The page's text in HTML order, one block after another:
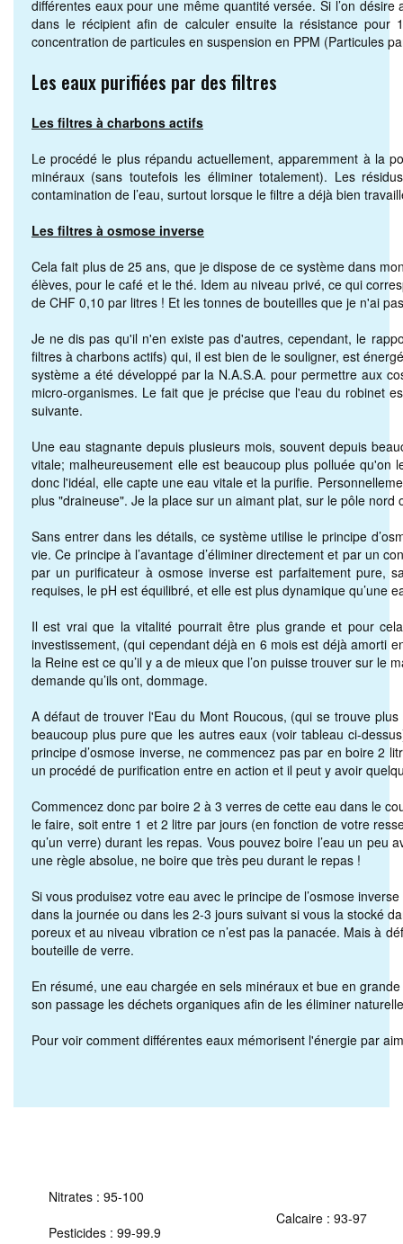
différentes eaux pour une même quantité versée. Si l’on
dans le récipient afin de calculer ensuite la résistance
concentration de particules en suspension en PPM (Particules
Les eaux purifiées par des filtres
Les filtres à charbons actifs
Le procédé le plus répandu actuellement, apparemment à la
minéraux (sans toutefois les éliminer totalement). Les
contamination de l’eau, surtout lorsque le filtre a déjà bien
Les filtres à osmose inverse
Cela fait plus de 25 ans, que je dispose de ce système dans
élèves, pour le café et le thé. Idem au niveau privé, ce qui
de CHF 0,10 par litres ! Et les tonnes de bouteilles que je n'ai
Je ne dis pas qu'il n'en existe pas d'autres, cependant, le
filtres à charbons actifs) qui, il est bien de le souligner, est
système a été développé par la N.A.S.A. pour permettre aux
micro-organismes. Le fait que je précise que l'eau du robinet
suivante.
Une eau stagnante depuis plusieurs mois, souvent depuis
vitale; malheureusement elle est beaucoup plus polluée
donc l'idéal, elle capte une eau vitale et la purifie.
plus "draineuse". Je la place sur un aimant plat, sur le pôle
Sans entrer dans les détails, ce système utilise le principe
vie. Ce principe à l’avantage d’éliminer directement et par un
par un purificateur à osmose inverse est parfaitement pure,
requises, le pH est équilibré, et elle est plus dynamique qu’une
Il est vrai que la vitalité pourrait être plus grande et pour
investissement, (qui cependant déjà en 6 mois est déjà amorti
la Reine est ce qu’il y a de mieux que l’on puisse trouver sur
demande qu’ils ont, dommage.
A défaut de trouver l'Eau du Mont Roucous, (qui se trouve
beaucoup plus pure que les autres eaux (voir tableau ci-
principe d’osmose inverse, ne commencez pas par en boire 2
un procédé de purification entre en action et il peut y avoir
Commencez donc par boire 2 à 3 verres de cette eau dans le
le faire, soit entre 1 et 2 litre par jours (en fonction de votre
qu’un verre) durant les repas. Vous pouvez boire l’eau un
une règle absolue, ne boire que très peu durant le repas !
Si vous produisez votre eau avec le principe de l’osmose
dans la journée ou dans les 2-3 jours suivant si vous la stocké
poreux et au niveau vibration ce n’est pas la panacée. Mais à
bouteille de verre.
En résumé, une eau chargée en sels minéraux et bue en
son passage les déchets organiques afin de les éliminer
Pour voir comment différentes eaux mémorisent l'énergie par
Nitrates : 95-100
Pesticides : 99-99.9
Calcaire : 93-97